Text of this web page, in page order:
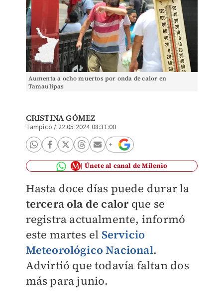
Aumenta a ocho muertos por onda de calor en
Tamaulipas
CRISTINA GÓMEZ
Tampico / 22.05.2024 08:31:00
Únete al canal de Milenio
Hasta doce días puede durar la
tercera ola de calor que se
registra actualmente, informó
este martes el Servicio
Meteorológico Nacional.
Advirtió que todavía faltan dos
más para junio.